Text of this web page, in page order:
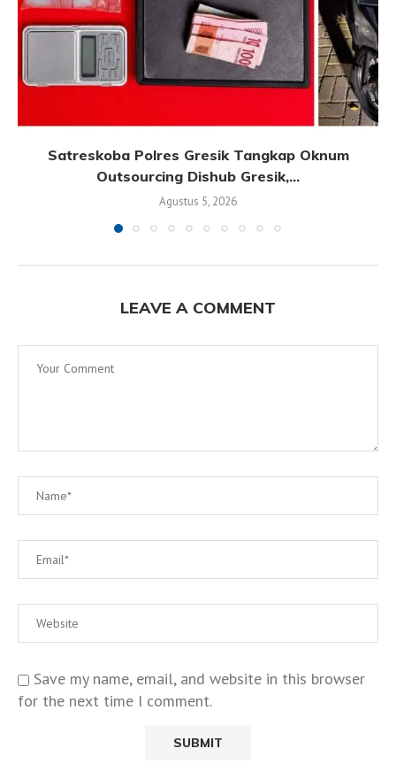
Satreskoba Polres Gresik Tangkap Oknum
Outsourcing Dishub Gresik,...
Agustus 5, 2026
LEAVE A COMMENT
Save my name, email, and website in this browser
for the next time I comment.